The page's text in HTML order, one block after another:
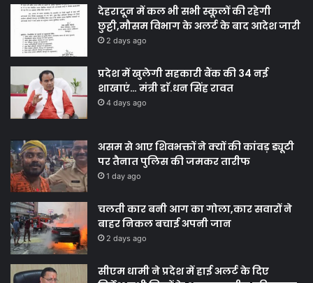
देहरादून में कल भी सभी स्कूलों की रहेगी
छुट्टी,मौसम विभाग के अलर्ट के बाद आदेश जारी
2 days ago
प्रदेश में खुलेगी सहकारी बैंक की 34 नई
शाखाएं… मंत्री डाॅ.धन सिंह रावत
4 days ago
असम से आए शिवभक्तों ने क्यों की कांवड़ ड्यूटी
पर तैनात पुलिस की जमकर तारीफ
1 day ago
चलती कार बनी आग का गोला,कार सवारों ने
बाहर निकल बचाई अपनी जान
2 days ago
सीएम धामी ने प्रदेश में हाई अलर्ट के दिए